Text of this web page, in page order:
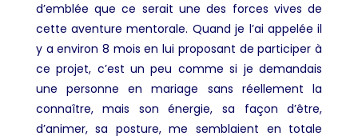
d’emblée que ce serait une des forces vives de
cette aventure mentorale. Quand je l’ai appelée il
y a environ 8 mois en lui proposant de participer à
ce projet, c’est un peu comme si je demandais
une personne en mariage sans réellement la
connaître, mais son énergie, sa façon d’être,
d’animer, sa posture, me semblaient en totale